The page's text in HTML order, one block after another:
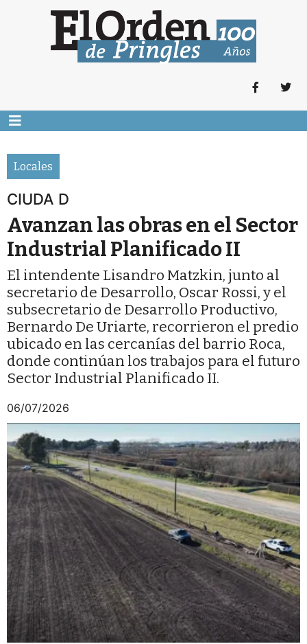
Locales
CIUDA D
Avanzan las obras en el Sector
Industrial Planificado II
El intendente Lisandro Matzkin, junto al
secretario de Desarrollo, Oscar Rossi, y el
subsecretario de Desarrollo Productivo,
Bernardo De Uriarte, recorrieron el predio
ubicado en las cercanías del barrio Roca,
donde continúan los trabajos para el futuro
Sector Industrial Planificado II.
06/07/2026